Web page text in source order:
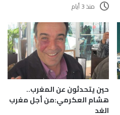
منذ 3 أيام
حين يتحدثون عن المغرب..
هشام العكرمي:من أجل مغرب
الغد